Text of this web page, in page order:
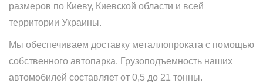
размеров по Киеву, Киевской области и всей
территории Украины.
Мы обеспечиваем доставку металлопроката с помощью
собственного автопарка. Грузоподъемность наших
автомобилей составляет от 0,5 до 21 тонны.